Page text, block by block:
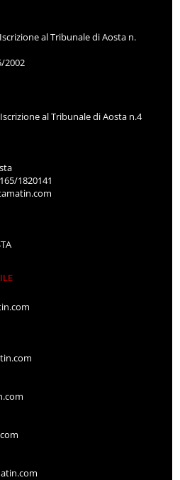
al Tribunale di Aosta n.
2002
al Tribunale di Aosta n.4
1820141